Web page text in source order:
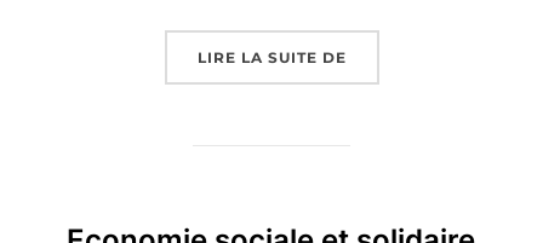
LIRE LA SUITE DE« SEMAINE DE